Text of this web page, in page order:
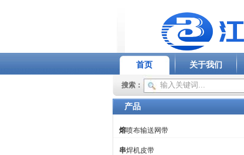
首页 关于我们
搜索：
产品
熔喷布输送网带
串焊机皮带